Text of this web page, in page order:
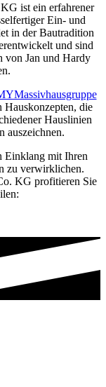
ist ein erfahrener
Ein- und
in der Bautradition
und sind
von Jan und Hardy
die
Hauslinien
auszeichnen.
Einklang mit Ihren
zu verwirklichen.
KG profitieren Sie